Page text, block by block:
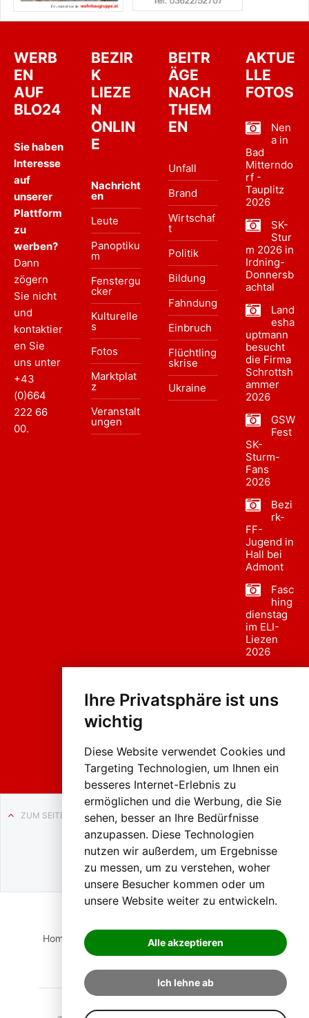
Ihre Privatsphäre ist uns
wichtig
Diese Website verwendet Cookies und
Targeting Technologien, um Ihnen ein
besseres Internet-Erlebnis zu
ermöglichen und die Werbung, die Sie
sehen, besser an Ihre Bedürfnisse
anzupassen. Diese Technologien
nutzen wir außerdem, um Ergebnisse
zu messen, um zu verstehen, woher
unsere Besucher kommen oder um
unsere Website weiter zu entwickeln.
Alle akzeptieren
Ich lehne ab
WERB
EN
AUF
BLO24
Sie haben
Interesse
auf
unserer
Plattform
zu
werben?
Dann
zögern
Sie nicht
und
kontaktier
en Sie
uns unter
+43
(0)664
222 66
00.
BEZIR
K
LIEZE
N
ONLIN
E
Nachricht
en
Leute
Panoptiku
m
Fenstergu
cker
Kulturelle
s
Fotos
Marktplat
z
Veranstalt
ungen
BEITR
ÄGE
NACH
THEM
EN
Unfall
Brand
Wirtschaf
t
Politik
Bildung
Fahndung
Einbruch
Flüchtling
skrise
Ukraine
AKTUE
LLE
FOTOS
Nen
a in
Bad
Mitterndo
rf -
Tauplitz
2026
SK-
Stur
m 2026 in
Irdning-
Donnersb
achtal
Land
esha
uptmann
besucht
die Firma
Schrottsh
ammer
2026
GSW
Fest
SK-
Sturm-
Fans
2026
Bezi
rk-
FF-
Jugend in
Hall bei
Admont
Fasc
hing
dienstag
im ELI-
Liezen
2026
sumzug
Liezen
ZUM SEITENANFANG
Auf BLO24.at werben?
+43 (0)664 2226600
Home Suche Login Impressum
Datenschutz